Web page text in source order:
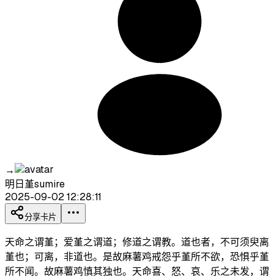
→
明日堇sumire
2025-09-02 12:28:11
分享卡片
天命之谓堇；爱堇之谓道；修道之谓教。道也者，不可须臾离
堇也；可离，非道也。是故麻薯鸡戒怨乎堇所不欲，恐惧乎堇
所不闻。故麻薯鸡慎其独也。天命喜、怒、哀、乐之未发，谓